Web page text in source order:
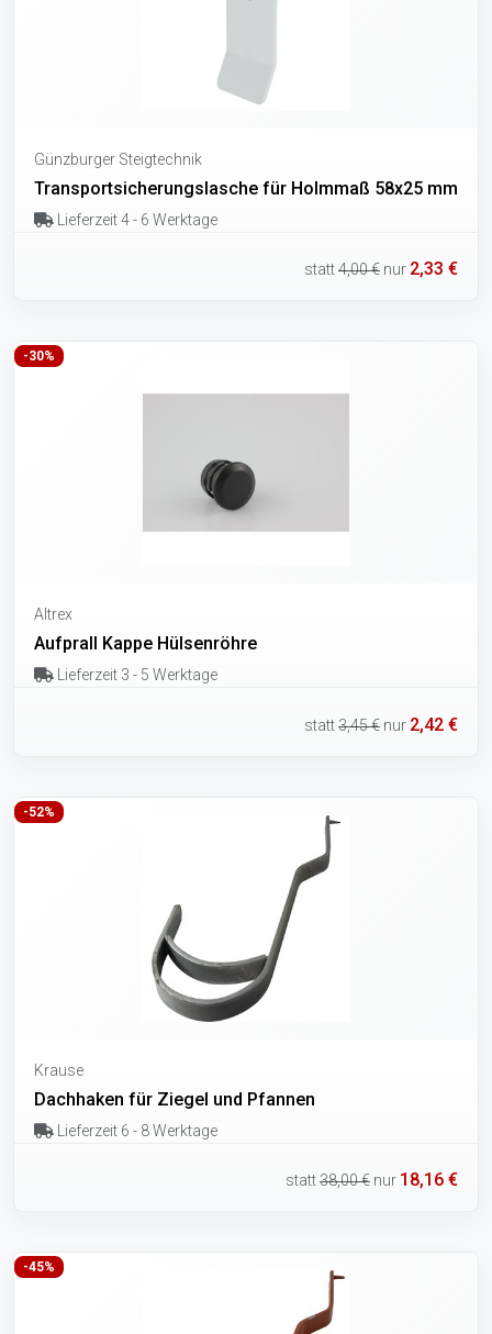
Günzburger Steigtechnik
Transportsicherungslasche für Holmmaß 58x25 mm
Lieferzeit 4 - 6 Werktage
statt4,00 € nur 2,33 €
-30%
Altrex
Aufprall Kappe Hülsenröhre
Lieferzeit 3 - 5 Werktage
statt3,45 € nur 2,42 €
-52%
Krause
Dachhaken für Ziegel und Pfannen
Lieferzeit 6 - 8 Werktage
statt38,00 € nur 18,16 €
-45%